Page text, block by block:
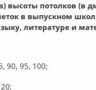
высоты потолков (в
в выпускном
литературе и
90, 95, 100;